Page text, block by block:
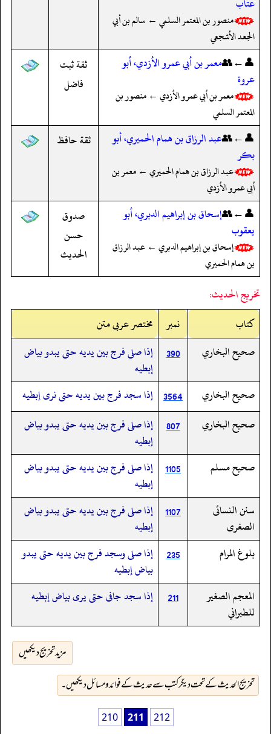
منصور بن المعتمر السلمي ← سالم بن أبي
الجعد الأشجعي
👤←👥معمر بن أبي عمرو الأزدي، أبو
عروة
معمر بن أبي عمرو الأزدي ← منصور بن
المعتمر السلمي
ثقة ثبت
فاضل
👤←👥عبد الرزاق بن همام الحميري، أبو
بكر
عبد الرزاق بن همام الحميري ← معمر بن
أبي عمرو الأزدي
ثقة حافظ
👤←👥إسحاق بن إبراهيم الدبري، أبو
يعقوب
إسحاق بن إبراهيم الدبري ← عبد الرزاق
بن همام الحميري
صدوق
حسن
الحديث
تخريج الحديث:
کتاب
نمبر
مختصر عربی متن
صحيح البخاري
390
إذا صلى فرج بين يديه حتى يبدو بياض
إبطيه
صحيح البخاري
3564 إذا سجد فرج بين يديه حتى نرى إبطيه
صحيح البخاري
807
إذا صلى فرج بين يديه حتى يبدو بياض
إبطيه
صحيح مسلم
1105
إذا صلى فرج بين يديه حتى يبدو بياض
إبطيه
سنن النسائى
الصغرى
1107
إذا صلى فرج بين يديه حتى يبدو بياض
إبطيه
بلوغ المرام
235
إذا صلى وسجد فرج بين يديه حتى يبدو
بياض إبطيه
المعجم الصغير
للطبراني
211 إذا سجد جافى حتى يرى بياض إبطيه
مزید تخریج دیکھیں
تخریج الحدیث کے تحت دیگر کتب سے حدیث کے فوائد و مسائل دیکھیں۔
210 211
212